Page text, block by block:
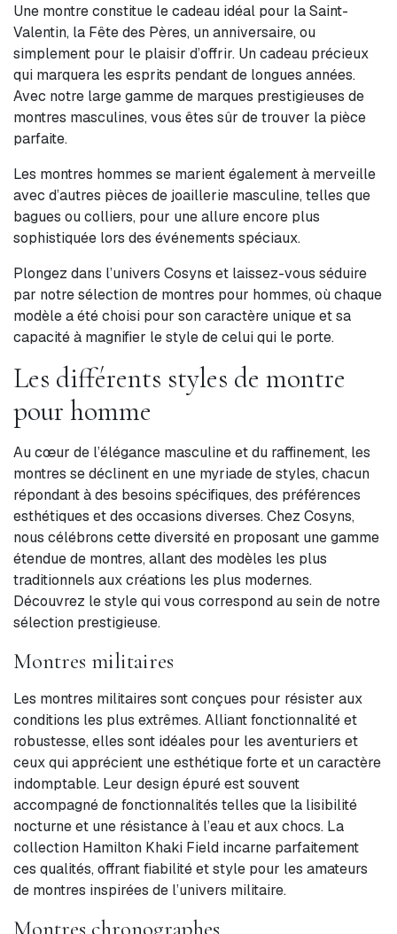
Une montre constitue le cadeau idéal pour la Saint-
Valentin, la Fête des Pères, un anniversaire, ou
simplement pour le plaisir d’offrir. Un cadeau précieux
qui marquera les esprits pendant de longues années.
Avec notre large gamme de marques prestigieuses de
montres masculines, vous êtes sûr de trouver la pièce
parfaite.
Les montres hommes se marient également à merveille
avec d’autres pièces de joaillerie masculine, telles que
bagues ou colliers, pour une allure encore plus
sophistiquée lors des événements spéciaux.
Plongez dans l’univers Cosyns et laissez-vous séduire
par notre sélection de montres pour hommes, où chaque
modèle a été choisi pour son caractère unique et sa
capacité à magnifier le style de celui qui le porte.
Les différents styles de montre
pour homme
Au cœur de l’élégance masculine et du raffinement, les
montres se déclinent en une myriade de styles, chacun
répondant à des besoins spécifiques, des préférences
esthétiques et des occasions diverses. Chez Cosyns,
nous célébrons cette diversité en proposant une gamme
étendue de montres, allant des modèles les plus
traditionnels aux créations les plus modernes.
Découvrez le style qui vous correspond au sein de notre
sélection prestigieuse.
Montres militaires
Les montres militaires sont conçues pour résister aux
conditions les plus extrêmes. Alliant fonctionnalité et
robustesse, elles sont idéales pour les aventuriers et
ceux qui apprécient une esthétique forte et un caractère
indomptable. Leur design épuré est souvent
accompagné de fonctionnalités telles que la lisibilité
nocturne et une résistance à l’eau et aux chocs. La
collection Hamilton Khaki Field incarne parfaitement
ces qualités, offrant fiabilité et style pour les amateurs
de montres inspirées de l’univers militaire.
Montres chronographes